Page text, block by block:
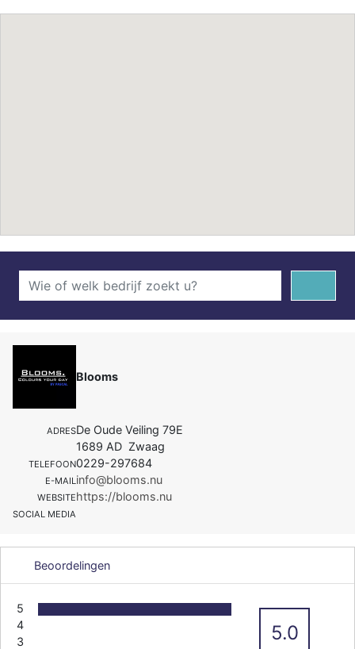
Blooms
ADRESDe Oude Veiling 79E
1689 AD Zwaag
TELEFOON0229-297684
E-MAILinfo@blooms.nu
WEBSITEhttps://blooms.nu
SOCIAL MEDIA
Beoordelingen
5
4
3
5.0